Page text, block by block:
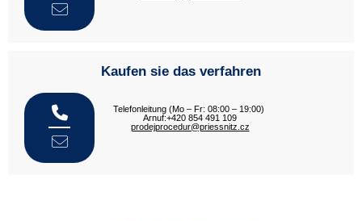
Kaufen sie das verfahren
Telefonleitung (Mo – Fr: 08:00 – 19:00)
Arnuf:+420 854 491 109
prodejprocedur@priessnitz.cz